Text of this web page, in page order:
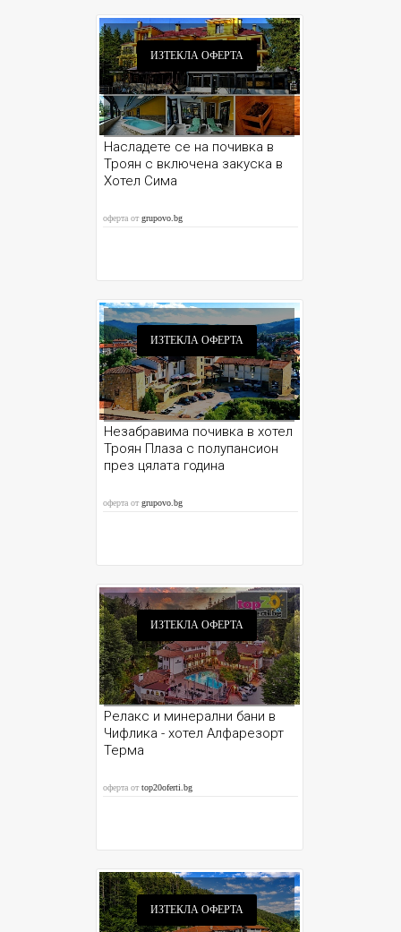
ИЗТЕКЛА ОФЕРТА
Насладете се на почивка в
Троян с включена закуска в
Хотел Сима
оферта отgrupovo.bg
ИЗТЕКЛА ОФЕРТА
Незабравима почивка в хотел
Троян Плаза с полупансион
през цялата година
оферта отgrupovo.bg
ИЗТЕКЛА ОФЕРТА
Релакс и минерални бани в
Чифлика - хотел Алфарезорт
Терма
оферта отtop20oferti.bg
ИЗТЕКЛА ОФЕРТА